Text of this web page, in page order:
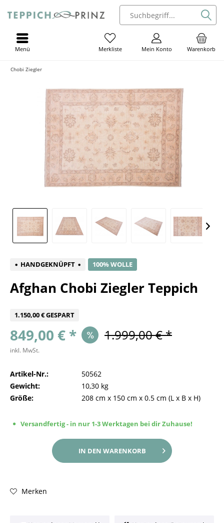
Warenkorb
Mein Konto
Merkliste
Menü
Chobi Ziegler
HANDGEKNÜPFT 100% WOLLE
Afghan Chobi Ziegler Teppich
1.150,00 € GESPART
849,00 € * 1.999,00 € *
inkl. MwSt.
Artikel-Nr.:
50562
Gewicht:
10,30 kg
Größe:
208 cm x 150 cm x 0.5 cm (L x B x H)
Versandfertig - in nur 1-3 Werktagen bei dir Zuhause!
IN DEN WARENKORB
Merken